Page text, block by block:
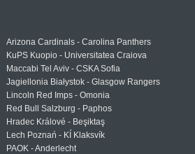
Arizona Cardinals - Carolina Panthers
KuPS Kuopio - Universitatea Craiova
Maccabi Tel Aviv - CSKA Sofia
Jagiellonia Białystok - Glasgow Rangers
Lincoln Red Imps - Omonia
Red Bull Salzburg - Paphos
Hradec Králové - Beşiktaş
Lech Poznań - KÍ Klaksvík
PAOK - Anderlecht